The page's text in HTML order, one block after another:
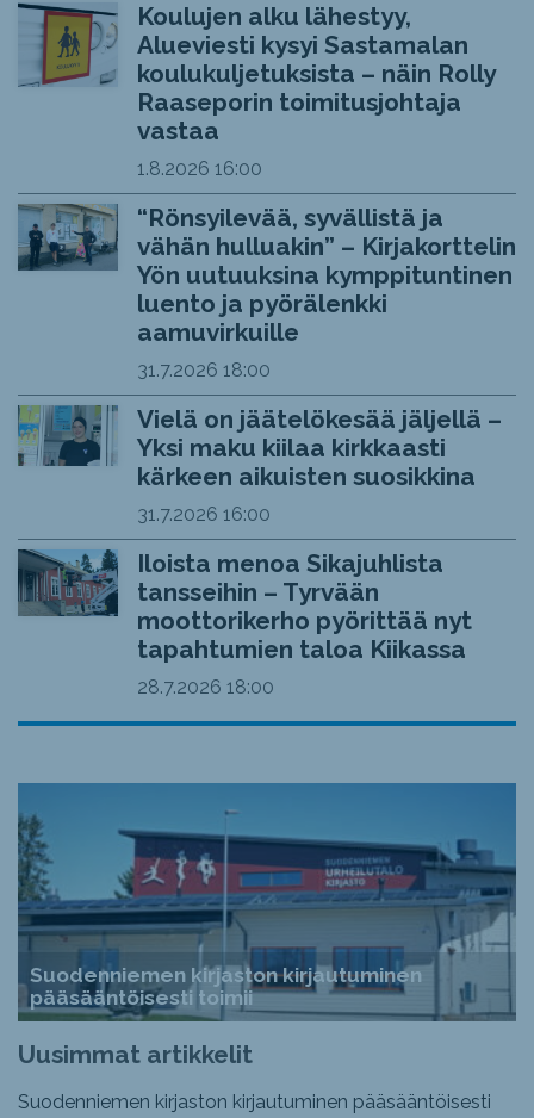
Koulujen alku lähestyy,
Alueviesti kysyi Sastamalan
koulukuljetuksista – näin Rolly
Raaseporin toimitusjohtaja
vastaa
1.8.2026 16:00
“Rönsyilevää, syvällistä ja
vähän hulluakin” – Kirjakorttelin
Yön uutuuksina kymppituntinen
luento ja pyörälenkki
aamuvirkuille
31.7.2026 18:00
Vielä on jäätelökesää jäljellä –
Yksi maku kiilaa kirkkaasti
kärkeen aikuisten suosikkina
31.7.2026 16:00
Iloista menoa Sikajuhlista
tansseihin – Tyrvään
moottorikerho pyörittää nyt
tapahtumien taloa Kiikassa
28.7.2026 18:00
Suodenniemen kirjaston kirjautuminen
pääsääntöisesti toimii
Uusimmat artikkelit
Suodenniemen kirjaston kirjautuminen pääsääntöisesti